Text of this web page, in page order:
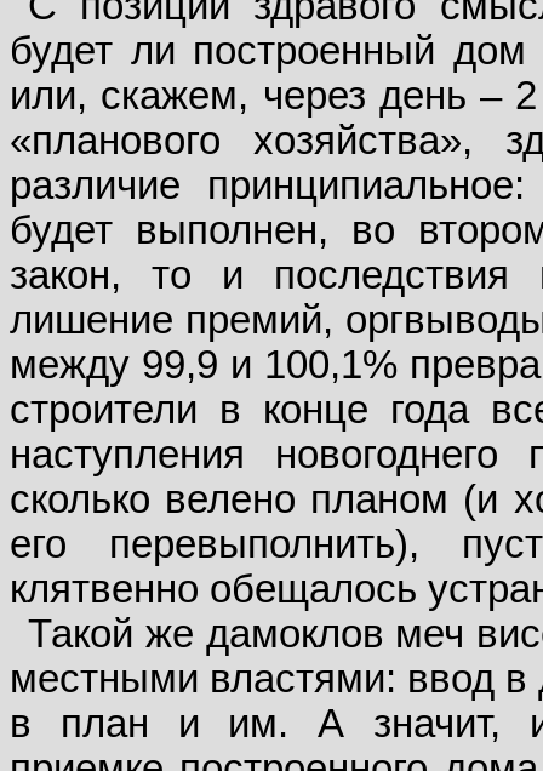
будет ли построенный
или, скажем, через день –
«планового хозяйства»,
различие
будет выполнен, во
закон, то и последствия
лишение премий,
между 99,9 и 100,1%
строители в конце года
наступления
сколько велено планом (и
его перевыполнить),
клятвенно обещалось
Такой же дамоклов меч
местными властями: ввод
в план и им. А значит,